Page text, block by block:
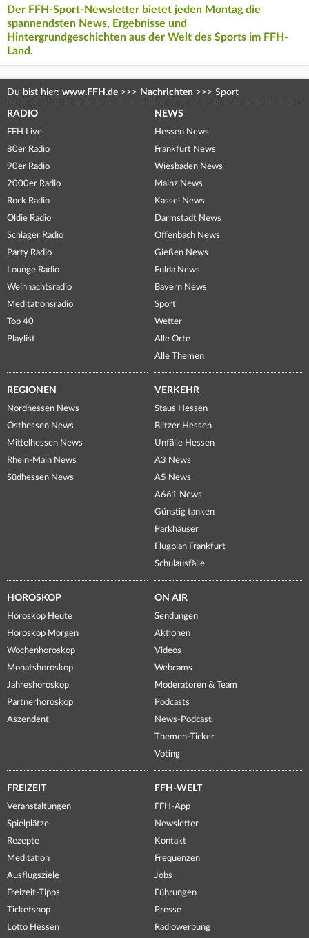
Der FFH-Sport-Newsletter bietet jeden Montag die
spannendsten News, Ergebnisse und
Hintergrundgeschichten aus der Welt des Sports im FFH-
Land.
Du bist hier: www.FFH.de >>> Nachrichten >>> Sport
RADIO
FFH Live
80er Radio
90er Radio
2000er Radio
Rock Radio
Oldie Radio
Schlager Radio
Party Radio
Lounge Radio
Weihnachtsradio
Meditationsradio
Top 40
Playlist
NEWS
Hessen News
Frankfurt News
Wiesbaden News
Mainz News
Kassel News
Darmstadt News
Offenbach News
Gießen News
Fulda News
Bayern News
Sport
Wetter
Alle Orte
Alle Themen
REGIONEN
Nordhessen News
Osthessen News
Mittelhessen News
Rhein-Main News
Südhessen News
VERKEHR
Staus Hessen
Blitzer Hessen
Unfälle Hessen
A3 News
A5 News
A661 News
Günstig tanken
Parkhäuser
Flugplan Frankfurt
Schulausfälle
HOROSKOP
Horoskop Heute
Horoskop Morgen
Wochenhoroskop
Monatshoroskop
Jahreshoroskop
Partnerhoroskop
Aszendent
ON AIR
Sendungen
Aktionen
Videos
Webcams
Moderatoren & Team
Podcasts
News-Podcast
Themen-Ticker
Voting
FREIZEIT
Veranstaltungen
Spielplätze
Rezepte
Meditation
Ausflugsziele
Freizeit-Tipps
Ticketshop
Lotto Hessen
FFH-WELT
FFH-App
Newsletter
Kontakt
Frequenzen
Jobs
Führungen
Presse
Radiowerbung